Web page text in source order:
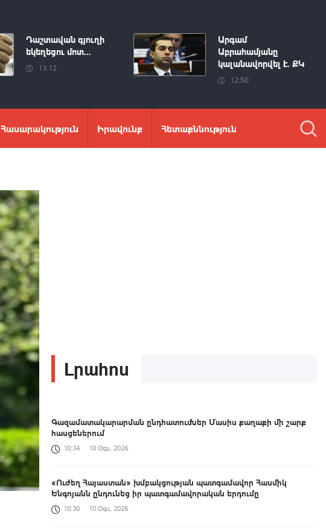
Դաշտավան գյուղի
եկեղեցու մոտ...
13:12
Արգամ
Աբրահամյանը
կալանավորվել է. ՔԿ
12:50
Հասարակություն Իրավունք Հետաքննություն
Լրահոս
Գազամատակարարման ընդհատումներ Մասիս քաղաքի մի շարք
հասցեներում
10:34 10 Օգս, 2026
«Ուժեղ Հայաստան» խմբակցության պատգամավոր Հասմիկ
Ենգոյանն ընդունեց իր պատգամավորական երդումը
10:30 10 Օգս, 2026